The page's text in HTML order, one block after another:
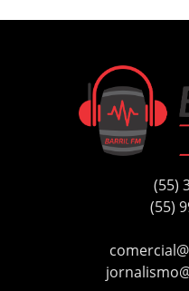
(55)
(55)